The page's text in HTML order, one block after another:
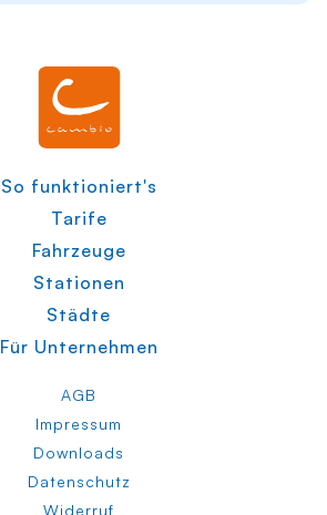
So funktioniert's
Tarife
Fahrzeuge
Stationen
Städte
Für Unternehmen
AGB
Impressum
Downloads
Datenschutz
Widerruf